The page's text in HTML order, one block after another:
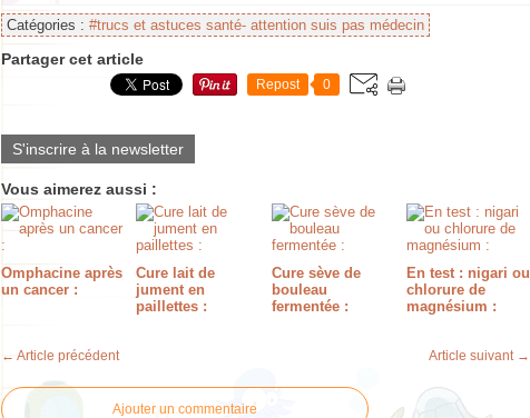
Catégories : #trucs et astuces santé- attention suis pas médecin
Partager cet article
Repost 0
S'inscrire à la newsletter
Vous aimerez aussi :
Omphacine après
un cancer :
Cure lait de
jument en
paillettes :
Cure sève de
bouleau
fermentée :
En test : nigari ou
chlorure de
magnésium :
← Article précédent Article suivant →
Ajouter un commentaire